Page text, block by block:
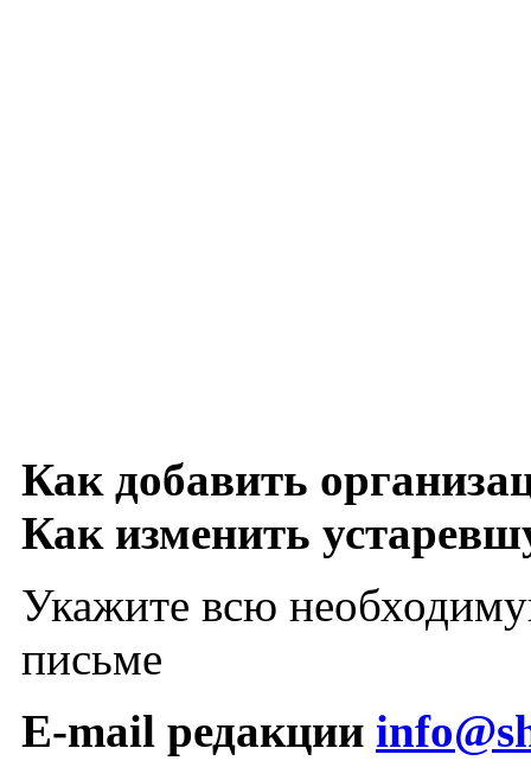
Как добавить
Как изменить
Укажите всю
письме
E-mail редакции